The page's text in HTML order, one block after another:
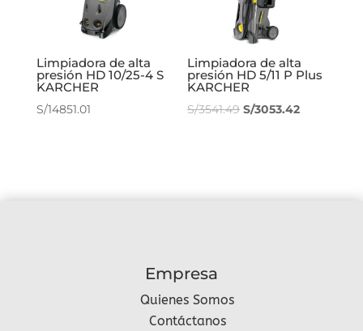
Limpiadora de alta
presión HD 10/25-4 S
KARCHER
S/14851.01
Limpiadora de alta
presión HD 5/11 P Plus
KARCHER
S/3541.49 El
S/3053.42El
Empresa
Quienes Somos
Contáctanos